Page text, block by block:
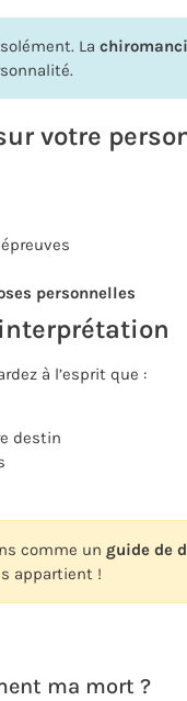
La
votre
personnelles
à l’esprit que :
destin
comme un guide de
appartient !
ma mort ?